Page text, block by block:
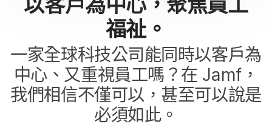
福祉。
一​家​全球​科技​公司​能​同時​以​客戶​為​
中心、​又​重​視​員工​嗎？​在 Jamf，​
我們​相信​不僅​可以，​甚至​可以​說​是​
必須​如此。